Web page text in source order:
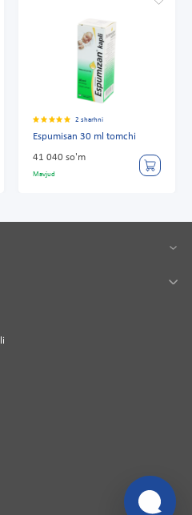
2 sharhni
Espumisan 30 ml tomchi
41 040 so'm
Mavjud